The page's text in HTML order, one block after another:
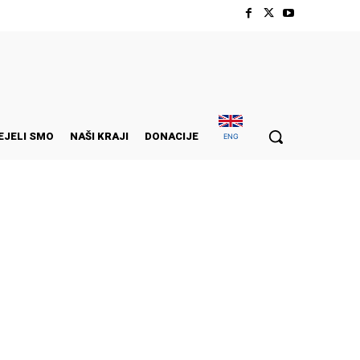
SMO NAŠI KRAJI DONACIJE ENG